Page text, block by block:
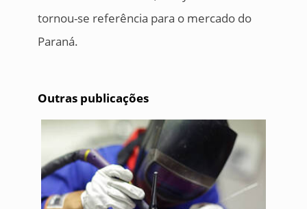
tornou-se referência para o mercado do
Paraná.
Outras publicações